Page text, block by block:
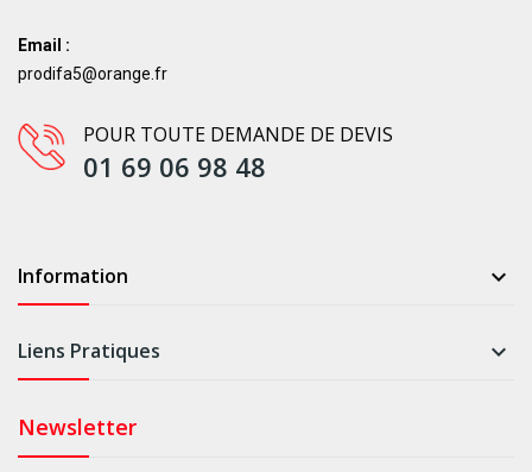
Email :
prodifa5@orange.fr
POUR TOUTE DEMANDE DE DEVIS
01 69 06 98 48
Information 
Liens Pratiques 
Newsletter